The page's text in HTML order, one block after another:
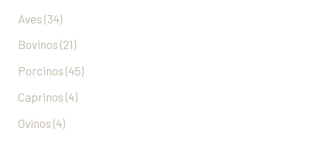
Aves (34)
Bovinos (21)
Porcinos (45)
Caprinos (4)
Ovinos (4)